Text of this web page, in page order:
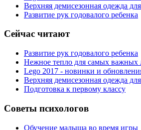
Верхняя демисезонная одежда
Развитие рук годовалого ребенка
Сейчас читают
Развитие рук годовалого ребенка
Нежное тепло для самых важных
Lego 2017 - новинки и
Верхняя демисезонная одежда
Подготовка к первому классу
Советы психологов
Обучение малыша во время игры